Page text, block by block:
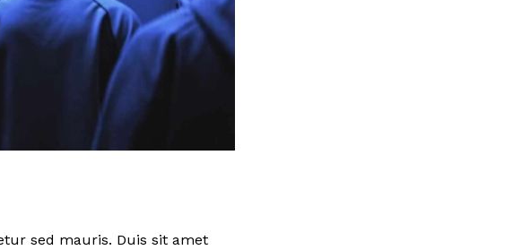
sed mauris. Duis sit amet